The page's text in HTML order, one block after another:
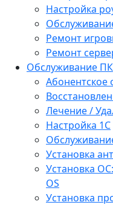
Настройка
Ремонт
Ремонт
Обслуживание ПК
Абонентское
Лечение /
Настройка 1С
Установка
Установка
OS
Установка